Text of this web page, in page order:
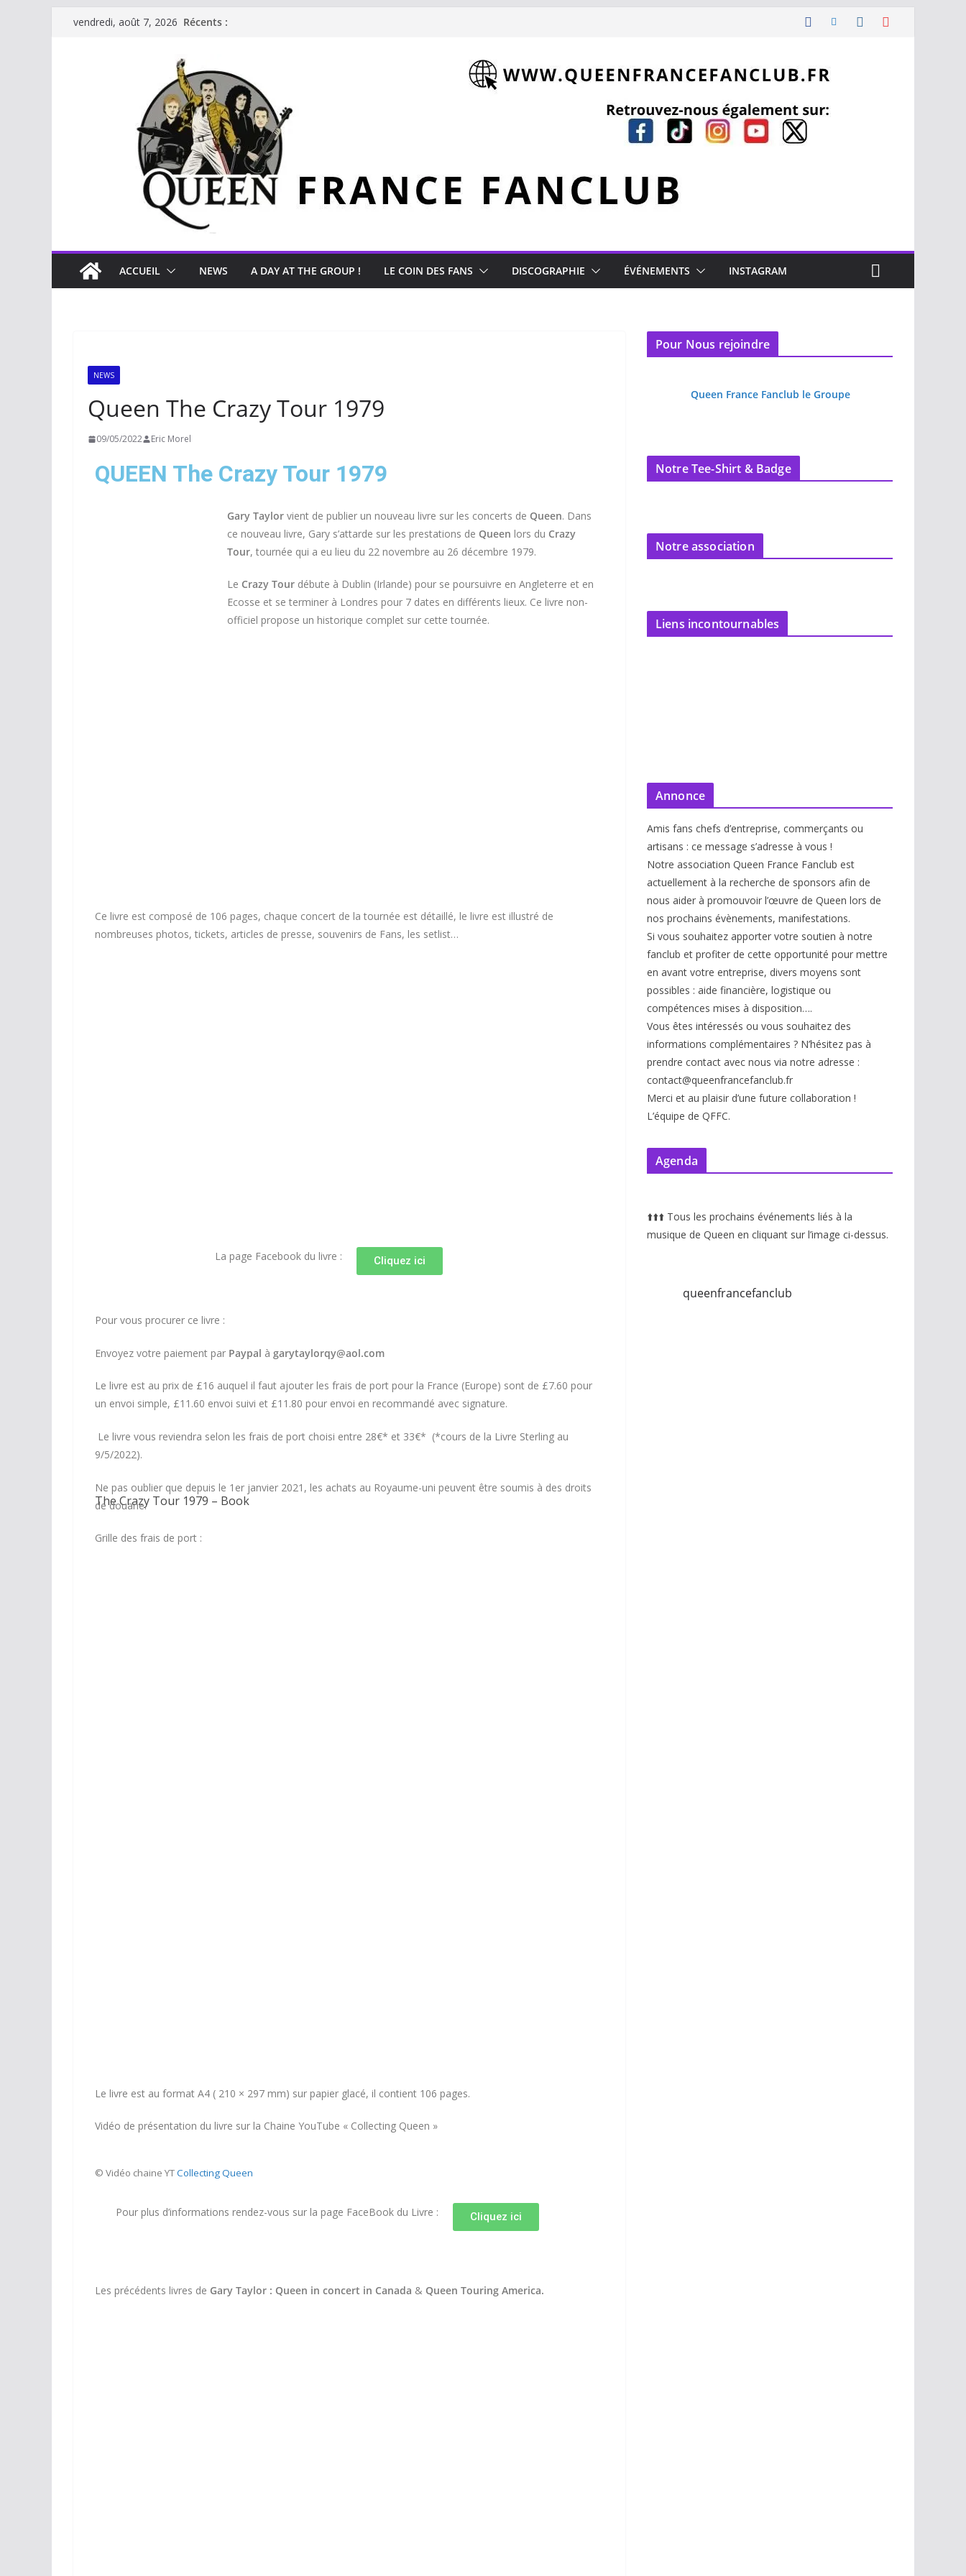
vendredi, août 7, 2026 Récents :
ACCUEIL NEWS A DAY AT THE GROUP ! LE COIN DES FANS DISCOGRAPHIE ÉVÉNEMENTS INSTAGRAM
NEWS
Queen The Crazy Tour 1979
09/05/2022 Eric Morel
QUEEN The Crazy Tour 1979
Gary Taylorvient de publier un nouveau livre sur les concerts de Queen. Dans
ce nouveau livre, Gary s’attarde sur les prestations de Queen lors du Crazy
Tour, tournée qui a eu lieu du 22 novembre au 26 décembre 1979.
Le Crazy Tourdébute à Dublin (Irlande) pour se poursuivre en Angleterre et en
Ecosse et se terminer à Londres pour 7 dates en différents lieux. Ce livre non-
officiel propose un historique complet sur cette tournée.
Ce livre est composé de 106 pages, chaque concert de la tournée est détaillé, le livre est illustré de
nombreuses photos, tickets, articles de presse, souvenirs de Fans, les setlist…
The Crazy Tour 1979 – Book
La page Facebook du livre : Cliquez ici
Pour vous procurer ce livre :
Envoyez votre paiement par Paypal à garytaylorqy@aol.com
Le livre est au prix de £16 auquel il faut ajouter les frais de port pour la France (Europe) sont de £7.60 pour
un envoi simple, £11.60 envoi suivi et £11.80 pour envoi en recommandé avec signature.
Le livre vous reviendra selon les frais de port choisi entre 28€* et 33€* (*cours de la Livre Sterling au
9/5/2022).
Ne pas oublier que depuis le 1er janvier 2021, les achats au Royaume-uni peuvent être soumis à des droits
de douane.
Grille des frais de port :
Le livre est au format A4 ( 210 × 297 mm) sur papier glacé, il contient 106 pages.
Vidéo de présentation du livre sur la Chaine YouTube « Collecting Queen »
© Vidéo chaine YTCollecting Queen
Pour plus d’informations rendez-vous sur la page FaceBook du Livre : Cliquez ici
Les précédents livres de Gary Taylor : Queen in concert in Canada & Queen Touring America.
Pour Nous rejoindre
Queen France Fanclub le Groupe
Notre Tee-Shirt & Badge
Notre association
Liens incontournables
Annonce
Amis fans chefs d’entreprise, commerçants ou
artisans : ce message s’adresse à vous !
Notre association Queen France Fanclub est
actuellement à la recherche de sponsors afin de
nous aider à promouvoir l’œuvre de Queen lors de
nos prochains évènements, manifestations.
Si vous souhaitez apporter votre soutien à notre
fanclub et profiter de cette opportunité pour mettre
en avant votre entreprise, divers moyens sont
possibles : aide financière, logistique ou
compétences mises à disposition….
Vous êtes intéressés ou vous souhaitez des
informations complémentaires ? N’hésitez pas à
prendre contact avec nous via notre adresse :
contact@queenfrancefanclub.fr
Merci et au plaisir d’une future collaboration !
L’équipe de QFFC.
Agenda
⬆️⬆️⬆️ Tous les prochains événements liés à la
musique de Queen en cliquant sur l’image ci-dessus.
queenfrancefanclub